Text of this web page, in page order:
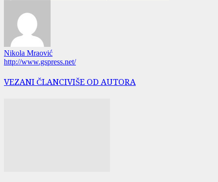
Nikola Mraović
http://www.gspress.net/
VEZANI ČLANCIVIŠE OD AUTORA